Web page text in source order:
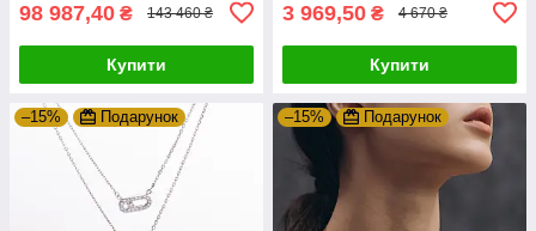
98 987,40 ₴ 143 460 ₴
Купити
3 969,50 ₴ 4 670 ₴
Купити
–15% Подарунок –15% Подарунок